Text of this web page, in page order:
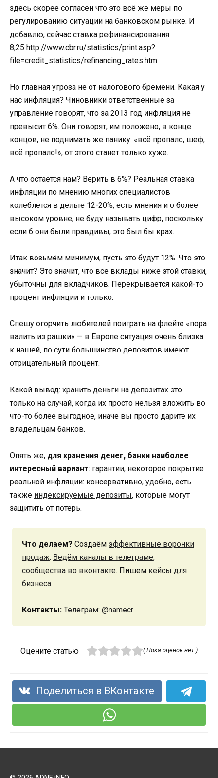
здесь скорее согласен что это всё же меры по
регулированию ситуации на банковском рынке. И
добавлю, сейчас ставка рефинансирования
8,25 http://www.cbr.ru/statistics/print.asp?
file=credit_statistics/refinancing_rates.htm
Но главная угроза не от налогового бремени. Какая у
нас инфляция? Чиновники ответственные за
управление говорят, что за 2013 год инфляция не
превысит 6%. Они говорят, им положено, в конце
концов, не поднимать же панику: «всё пропало, шеф,
всё пропало!», от этого станет только хуже.
А что остаётся нам? Верить в 6%? Реальная ставка
инфляции по мнению многих специалистов
колеблется в дельте 12-20%, есть мнения и о более
высоком уровне, не буду называть цифр, поскольку
если б они были правдивы, это был бы крах.
Итак возьмём минимум, пусть это будут 12%. Что это
значит? Это значит, что все вклады ниже этой ставки,
убыточны для вкладчиков. Перекрывается какой-то
процент инфляции и только.
Спешу огорчить любителей поиграть на флейте «пора
валить из рашки» — в Европе ситуация очень близка
к нашей, по сути большинство депозитов имеют
отрицательный процент.
Какой вывод: хранить деньги на депозитах это
только на случай, когда их просто нельзя вложить во
что-то более выгодное, иначе вы просто дарите их
владельцам банков.
Опять же, для хранения денег, банки наиболее
интересный вариант: гарантии, некоторое покрытие
реальной инфляции: консервативно, удобно, есть
также индексируемые депозиты, которые могут
защитить от потерь.
Что делаем? Создаём эффективные воронки
продаж. Ведём каналы в телеграме,
сообщества во вконтакте. Пишем кейсы для
бизнеса.
Контакты: Телеграм: @namecr
Оцените статью ( Пока оценок нет )
Поделиться в ВКонтакте